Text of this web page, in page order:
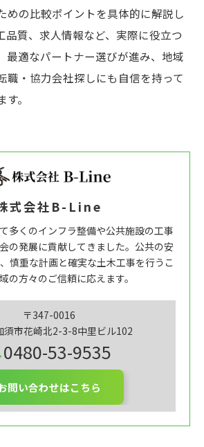
めの比較ポイントを具体的に解説し
品質、求人情報など、実際に役立つ
最適なパートナー選びが進み、地域
職・協力会社探しにも自信を持って
。
式会社B-Line
多くのインフラ整備や公共施設の工事
の発展に貢献してきました。公共の安
慎重な計画と確実な土木工事を行うこ
の方々のご信頼に応えます。
〒347-0016
須市花崎北2-3-8中里ビル102
0480-53-9535
問い合わせはこちら